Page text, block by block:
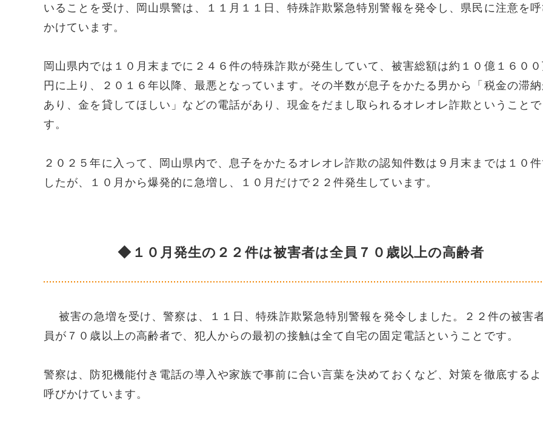
いることを受け、岡山県警は、１１月１１日、特殊詐欺緊急特別警報を発令し、県民に注意を
かけています。
岡山県内では１０月末までに２４６件の特殊詐欺が発生していて、被害総額は約１０億１６０
円に上り、２０１６年以降、最悪となっています。その半数が息子をかたる男から「税金の滞
あり、金を貸してほしい」などの電話があり、現金をだまし取られるオレオレ詐欺ということで
す。
２０２５年に入って、岡山県内で、息子をかたるオレオレ詐欺の認知件数は９月末までは１０
したが、１０月から爆発的に急増し、１０月だけで２２件発生しています。
◆１０月発生の２２件は被害者は全員７０歳以上の高齢者
被害の急増を受け、警察は、１１日、特殊詐欺緊急特別警報を発令しました。２２件の被害
員が７０歳以上の高齢者で、犯人からの最初の接触は全て自宅の固定電話ということです。
警察は、防犯機能付き電話の導入や家族で事前に合い言葉を決めておくなど、対策を徹底する
呼びかけています。